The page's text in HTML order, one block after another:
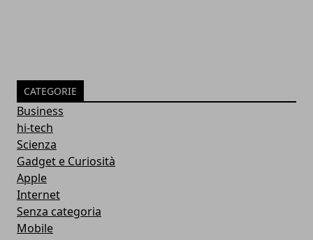
CATEGORIE
Business
hi-tech
Scienza
Gadget e Curiosità
Apple
Internet
Senza categoria
Mobile